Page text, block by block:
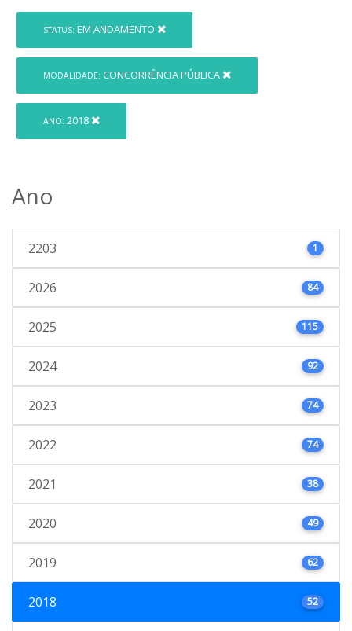
STATUS: EM ANDAMENTO
MODALIDADE: CONCORRÊNCIA PÚBLICA
ANO: 2018
Ano
2203 1
2026 84
2025 115
2024 92
2023 74
2022 74
2021 38
2020 49
2019 62
2018 52